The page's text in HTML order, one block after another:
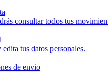
consultar todos tus
tus datos personales.
de envio